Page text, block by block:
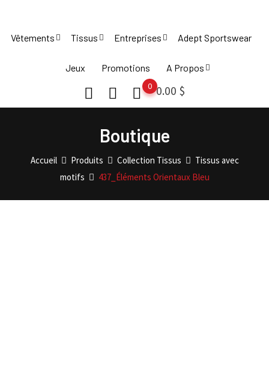
content
Vêtements Tissus Entreprises Adept Sportswear
Jeux Promotions A Propos
0.00 $
0
Boutique
Accueil Produits Collection Tissus
Tissus avec
motifs
437_Éléments Orientaux Bleu